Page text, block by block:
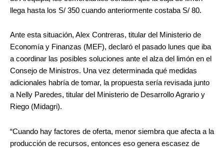
llega hasta los S/ 350 cuando anteriormente costaba S/ 80.
Ante esta situación, Alex Contreras, titular del Ministerio de
Economía y Finanzas (MEF), declaró el pasado lunes que iba
a coordinar las posibles soluciones ante el alza del limón en el
Consejo de Ministros. Una vez determinada qué medidas
adicionales habría de tomar, la propuesta sería revisada junto
a Nelly Paredes, titular del Ministerio de Desarrollo Agrario y
Riego (Midagri).
“Cuando hay factores de oferta, menor siembra que afecta a la
producción de recursos, entonces eso genera escasez de